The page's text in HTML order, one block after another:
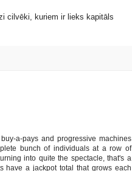
cilvēki, kuriem ir lieks kapitāls
a-pays and progressive machines
bunch of individuals at a row of
into quite the spectacle, that's a
have a jackpot total that grows each